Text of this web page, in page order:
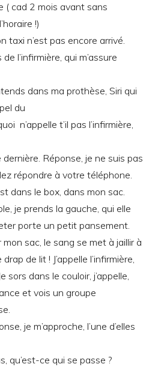
( cad 2 mois avant sans
!)
taxi n’est pas encore arrivé.
l’infirmière, qui m’assure
dans ma prothèse, Siri qui
du
n’appelle t’il pas l’infirmière,
dernière. Réponse, je ne suis pas
répondre à votre téléphone.
dans le box, dans mon sac.
je prends la gauche, qui elle
porte un petit pansement.
mon sac, le sang se met à jaillir à
de lit ! J’appelle l’infirmière,
sors dans le couloir, j’appelle,
et vois un groupe
je m’approche, l’une d’elles
qu’est-ce qui se passe ?